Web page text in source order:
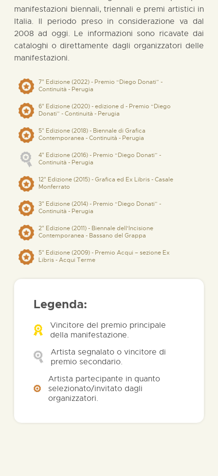
manifestazioni biennali, triennali e premi artistici in
Italia. Il periodo preso in considerazione va dal
2008 ad oggi. Le informazioni sono ricavate dai
cataloghi o direttamente dagli organizzatori delle
manifestazioni.
7° Edizione (2022) - Premio “Diego Donati” -
Continuità - Perugia
6° Edizione (2020) - edizione d - Premio “Diego
Donati” - Continuità - Perugia
5° Edizione (2018) - Biennale di Grafica
Contemporanea - Continuità - Perugia
4° Edizione (2016) - Premio “Diego Donati” -
Continuità - Perugia
12° Edizione (2015) - Grafica ed Ex Libris - Casale
Monferrato
3° Edizione (2014) - Premio “Diego Donati” -
Continuità - Perugia
2° Edizione (2011) - Biennale dell'Incisione
Contemporanea - Bassano del Grappa
5° Edizione (2009) - Premio Acqui – sezione Ex
Libris - Acqui Terme
Legenda:
Vincitore del premio principale
della manifestazione.
Artista segnalato o vincitore di
premio secondario.
Artista partecipante in quanto
selezionato/invitato dagli
organizzatori.